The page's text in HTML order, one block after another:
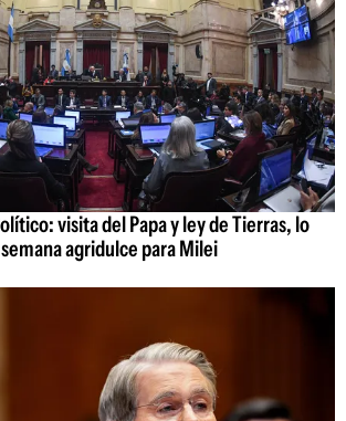
visita del Papa y ley de Tierras, lo
agridulce para Milei